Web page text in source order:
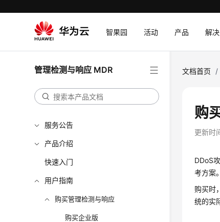
智果园 活动 产品 解
管理检测与响应 MDR
服务公告
产品介绍
快速入门
用户指南
购买管理检测与响应
购买企业版
文档首页 /
购
更新时
DDoS
考方案。
购买时
统的实